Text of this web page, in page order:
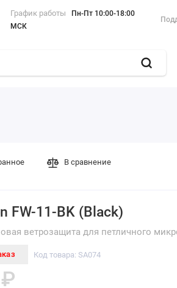
График работы
Пн-Пт 10:00-18:00
МСК
FW-11-BK (Black)
ветрозащита для петличного
Код товара: SA074
В сравнение